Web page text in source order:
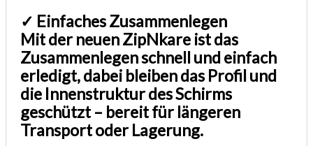
✓ Einfaches Zusammenlegen
Mit der neuen ZipNkare ist das
Zusammenlegen schnell und einfach
erledigt, dabei bleiben das Profil und
die Innenstruktur des Schirms
geschützt – bereit für längeren
Transport oder Lagerung.